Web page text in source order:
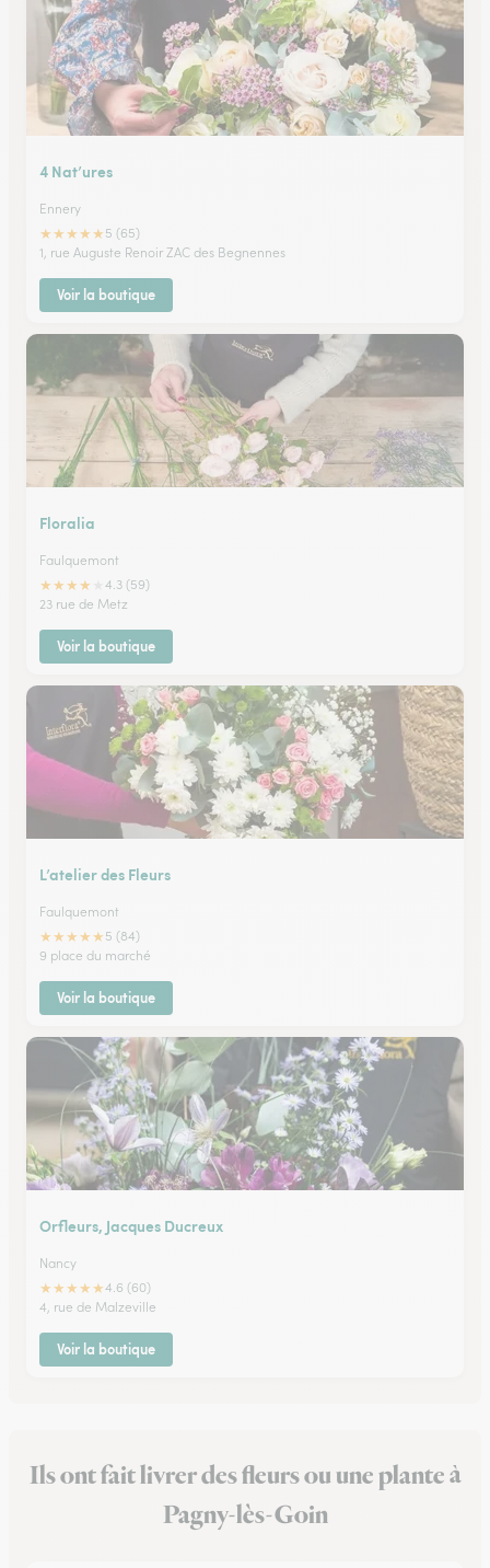
4 Nat’ures
Ennery
★★★★★ 5 (65)
1, rue Auguste Renoir ZAC des Begnennes
Voir la boutique
Floralia
Faulquemont
★★★★
4.3 (59)
23 rue de Metz
Voir la boutique
L’atelier des Fleurs
Faulquemont
★★★★★ 5 (84)
9 place du marché
Voir la boutique
Orfleurs, Jacques Ducreux
Nancy
★★★★★4.6 (60)
4, rue de Malzeville
Voir la boutique
Ils ont fait livrer des fleurs ou une plante à
Pagny-lès-Goin